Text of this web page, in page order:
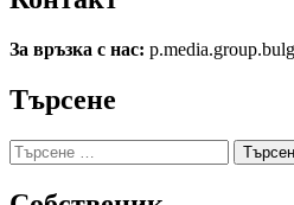
За връзка с нас:
Търсене
Търсене
за: